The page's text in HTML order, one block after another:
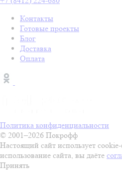
Контакты
Готовые проекты
Блог
Доставка
Оплата
Политика конфиденциальности
© 2001–2026 Покрофф
Настоящий сайт использует
использование сайта, вы даёте
Принять